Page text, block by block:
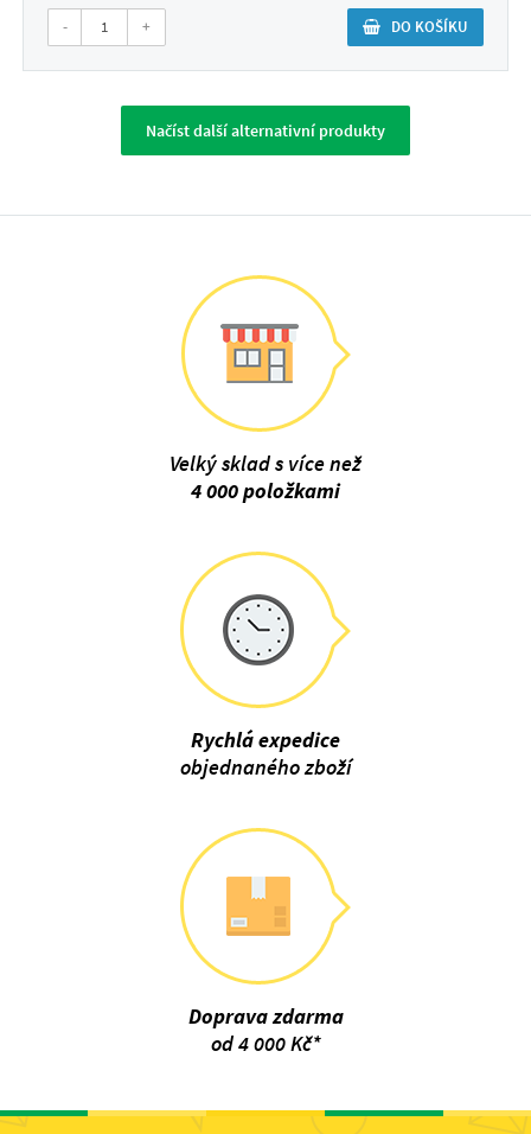
- + DO KOŠÍKU
Načíst další alternativní produkty
Velký sklad s více než
4 000 položkami
Rychlá expedice
objednaného zboží
Doprava zdarma
od 4 000 Kč*